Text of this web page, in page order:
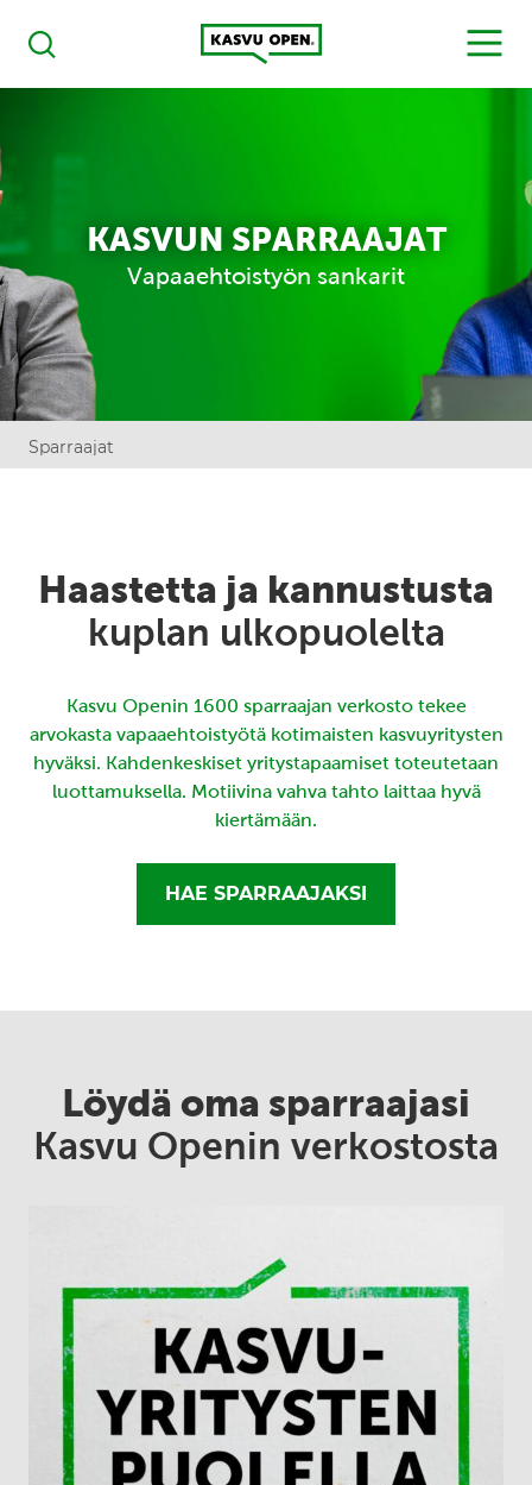
Haku
Kasvu Open
MENU
KASVUN SPARRAAJAT
Vapaaehtoistyön sankarit
Sparraajat
Haastetta ja kannustusta
kuplan ulkopuolelta
Kasvu Openin 1600 sparraajan verkosto tekee
arvokasta vapaaehtoistyötä kotimaisten kasvuyritysten
hyväksi. Kahdenkeskiset yritystapaamiset toteutetaan
luottamuksella. Motiivina vahva tahto laittaa hyvä
kiertämään.
HAE SPARRAAJAKSI
Löydä oma sparraajasi
Kasvu Openin verkostosta